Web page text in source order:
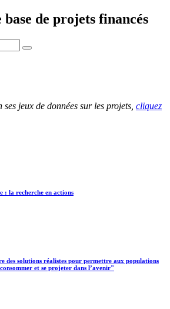
de projets financés
jeux de données sur les projets, cliquez
: la recherche en actions
des solutions réalistes pour permettre aux populations
et se projeter dans l’avenir"